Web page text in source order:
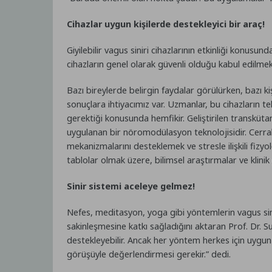
Cihazlar uygun kişilerde destekleyici bir araç!
Giyilebilir vagus siniri cihazlarının etkinliği
cihazların genel olarak güvenli olduğu kabul
Bazı bireylerde belirgin faydalar görülürken, bazı
sonuçlara ihtiyacımız var. Uzmanlar, bu
gerektiği konusunda hemfikir. Geliştirilen
uygulanan bir nöromodülasyon teknolojisidir.
mekanizmalarını desteklemek ve stresle ilişkili
tablolar olmak üzere, bilimsel araştırmalar ve klinik
Sinir sistemi aceleye gelmez!
Nefes, meditasyon, yoga gibi yöntemlerin vagus
sakinleşmesine katkı sağladığını aktaran Prof. Dr.
destekleyebilir. Ancak her yöntem herkes için
görüşüyle değerlendirmesi gerekir.” dedi.